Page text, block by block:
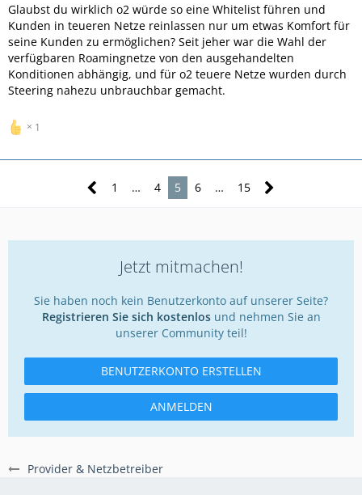
Provider & Netzbetreiber
Glaubst du wirklich o2 würde so eine Whitelist führen und
Kunden in teueren Netze reinlassen nur um etwas Komfort für
seine Kunden zu ermöglichen? Seit jeher war die Wahl der
verfügbaren Roamingnetze von den ausgehandelten
Konditionen abhängig, und für o2 teuere Netze wurden durch
Steering nahezu unbrauchbar gemacht.
1
1 … 4 5 6 … 15
Jetzt mitmachen!
Sie haben noch kein Benutzerkonto auf unserer Seite?
Registrieren Sie sich kostenlosund nehmen Sie an
unserer Community teil!
BENUTZERKONTO ERSTELLEN
ANMELDEN